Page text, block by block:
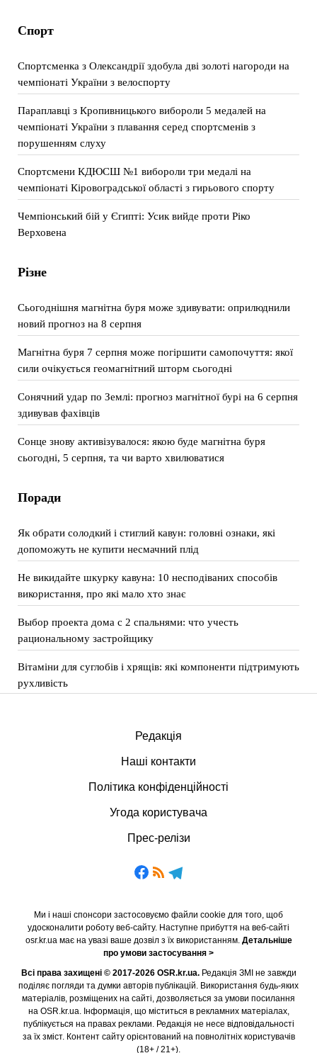
Спорт
Спортсменка з Олександрії здобула дві золоті нагороди на
чемпіонаті України з велоспорту
Параплавці з Кропивницького вибороли 5 медалей на
чемпіонаті України з плавання серед спортсменів з
порушенням слуху
Спортсмени КДЮСШ №1 вибороли три медалі на
чемпіонаті Кіровоградської області з гирьового спорту
Чемпіонський бій у Єгипті: Усик вийде проти Ріко
Верховена
Різне
Сьогоднішня магнітна буря може здивувати: оприлюднили
новий прогноз на 8 серпня
Магнітна буря 7 серпня може погіршити самопочуття: якої
сили очікується геомагнітний шторм сьогодні
Сонячний удар по Землі: прогноз магнітної бурі на 6 серпня
здивував фахівців
Сонце знову активізувалося: якою буде магнітна буря
сьогодні, 5 серпня, та чи варто хвилюватися
Поради
Як обрати солодкий і стиглий кавун: головні ознаки, які
допоможуть не купити несмачний плід
Не викидайте шкурку кавуна: 10 несподіваних способів
використання, про які мало хто знає
Выбор проекта дома с 2 спальнями: что учесть
рациональному застройщику
Вітаміни для суглобів і хрящів: які компоненти підтримують
рухливість
Редакція
Наші контакти
Політика конфіденційності
Угода користувача
Прес-релізи
Ми і наші спонсори застосовуємо файли cookie для того, щоб
удосконалити роботу веб-сайту. Наступне прибуття на веб-сайті
osr.kr.ua має на увазі ваше дозвіл з їх використанням. Детальніше
про умови застосування >
Всі права захищені © 2017-2026 OSR.kr.ua.Редакція ЗМІ не завжди
поділяє погляди та думки авторів публікацій. Використання будь-яких
матеріалів, розміщених на сайті, дозволяється за умови посилання
на OSR.kr.ua. Інформація, що міститься в рекламних матеріалах,
публікується на правах реклами. Редакція не несе відповідальності
за їх зміст. Контент сайту орієнтований на повнолітніх користувачів
(18+ / 21+).